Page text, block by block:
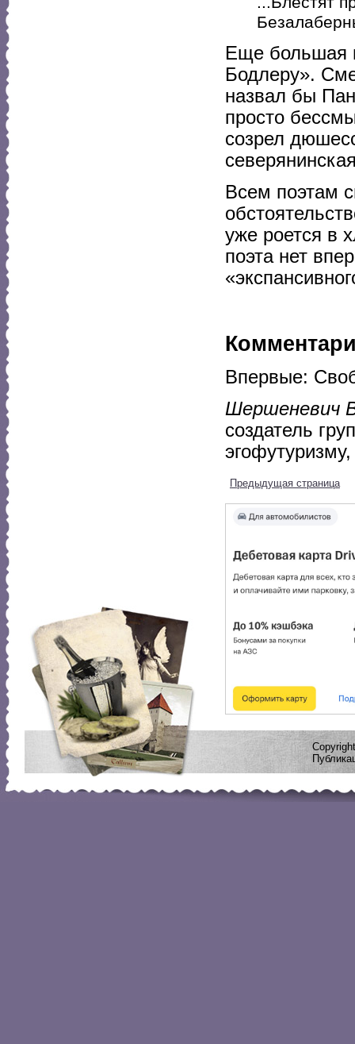
Еще большая
Бодлеру».
назвал бы
просто
созрел
Всем поэтам
уже роется в
поэта нет
Впервые:
Шершеневич
создатель
Предыдущая страница